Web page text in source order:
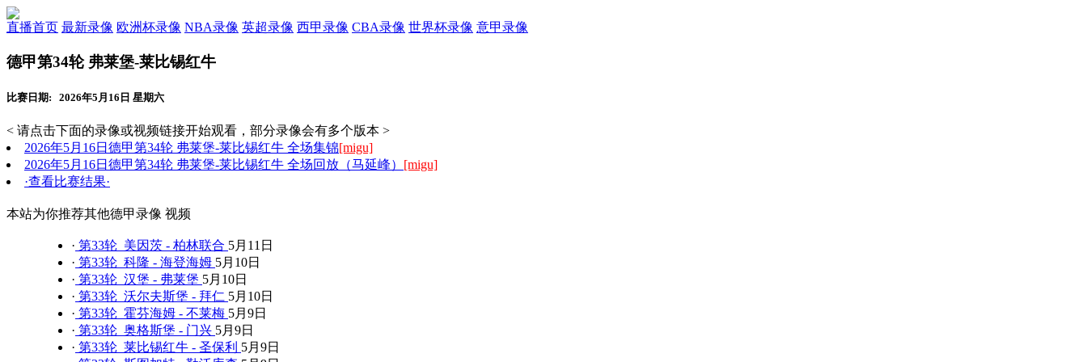
直播首页 最新录像 欧洲杯录像 NBA录像 英超录像 西甲录像 CBA录像 世界杯录像 意甲录像
德甲第34轮 弗莱堡-莱比锡红牛
比赛日期: 2026年5月16日 星期六
< 请点击下面的录像或视频链接开始观看，部分录像会有多个版本 >
2026年5月16日德甲第34轮 弗莱堡-莱比锡红牛 全场集锦[migu]
2026年5月16日德甲第34轮 弗莱堡-莱比锡红牛 全场回放（马延峰） [migu]
·查看比赛结果·
本站为你推荐其他德甲录像 视频
· 第33轮 美因茨 - 柏林联合 5月11日
· 第33轮 科隆 - 海登海姆 5月10日
· 第33轮 汉堡 - 弗莱堡 5月10日
· 第33轮 沃尔夫斯堡 - 拜仁 5月10日
· 第33轮 霍芬海姆 - 不莱梅 5月9日
· 第33轮 奥格斯堡 - 门兴 5月9日
· 第33轮 莱比锡红牛 - 圣保利 5月9日